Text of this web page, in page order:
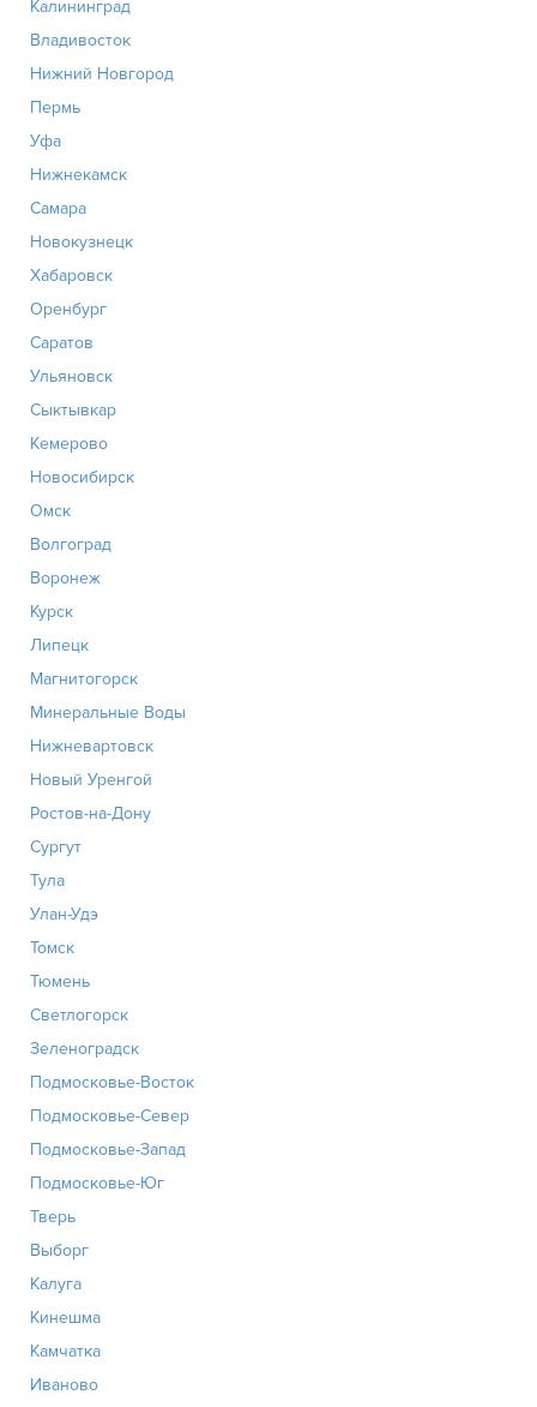
Калининград
Владивосток
Нижний Новгород
Пермь
Уфа
Нижнекамск
Самара
Новокузнецк
Хабаровск
Оренбург
Саратов
Ульяновск
Сыктывкар
Кемерово
Новосибирск
Омск
Волгоград
Воронеж
Курск
Липецк
Магнитогорск
Минеральные Воды
Нижневартовск
Новый Уренгой
Ростов-на-Дону
Сургут
Тула
Улан-Удэ
Томск
Тюмень
Светлогорск
Зеленоградск
Подмосковье-Восток
Подмосковье-Север
Подмосковье-Запад
Подмосковье-Юг
Тверь
Выборг
Калуга
Кинешма
Камчатка
Иваново